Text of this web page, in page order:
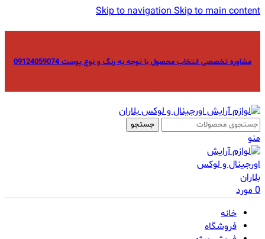
Skip to navigationSkip to main content
مشاوره تخصصی انتخاب محصول با توجه به رنگ و نوع پوست 09124059074
جستجو
منو
0مورد
خانه
فروشگاه